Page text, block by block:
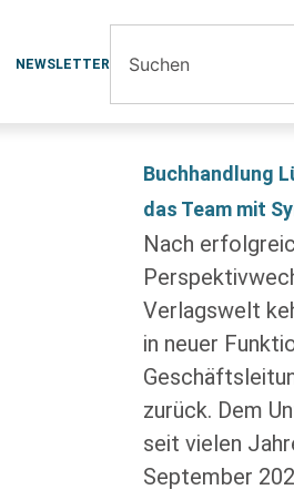
NEWSLETTER
Buchhandlung
das Team mit
Nach
Verlagswelt
in neuer
zurück. Dem
seit vielen
September